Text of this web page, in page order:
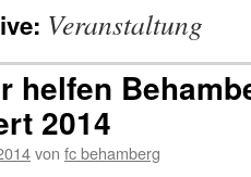
Veranstaltung
helfen
2014
von fc behamberg